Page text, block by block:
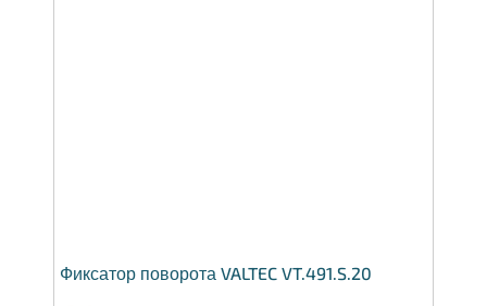
Фиксатор поворота VALTEC VT.491.S.20